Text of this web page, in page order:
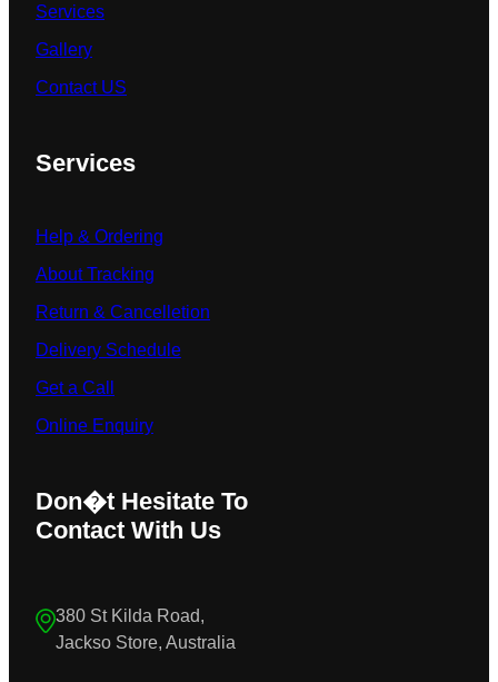
Services
Gallery
Contact US
Services
Help & Ordering
About Tracking
Return & Cancelletion
Delivery Schedule
Get a Call
Online Enquiry
Don�t Hesitate To
Contact With Us
380 St Kilda Road,
Jackso Store, Australia